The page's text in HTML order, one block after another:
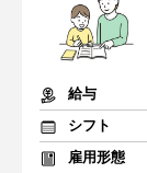
給与
シフト
雇用形態